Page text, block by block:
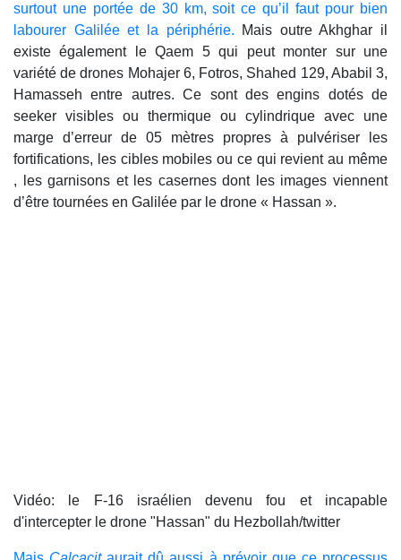
surtout une portée de 30 km, soit ce qu’il faut pour bien
labourer Galilée et la périphérie. Mais outre Akhghar il
existe également le Qaem 5 qui peut monter sur une
variété de drones Mohajer 6, Fotros, Shahed 129, Ababil 3,
Hamasseh entre autres. Ce sont des engins dotés de
seeker visibles ou thermique ou cylindrique avec une
marge d’erreur de 05 mètres propres à pulvériser les
fortifications, les cibles mobiles ou ce qui revient au même
, les garnisons et les casernes dont les images viennent
d’être tournées en Galilée par le drone « Hassan ».
Vidéo: le F-16 israélien devenu fou et incapable
d'intercepter le drone "Hassan" du Hezbollah/twitter